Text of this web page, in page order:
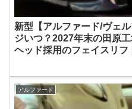
新型【アルファード/ヴェ
ジいつ？2027年末の田原
ヘッド採用のフェイスリフ
2026年6月一部改良済み、
ら
アルファード